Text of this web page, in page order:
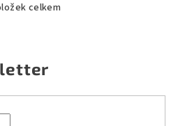
O
á
d
a
celkem